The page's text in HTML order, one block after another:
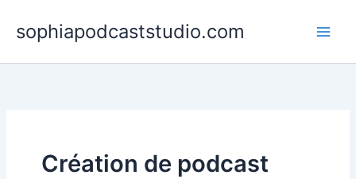
contenu
sophiapodcaststudio.com
Création de podcast